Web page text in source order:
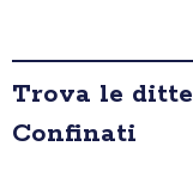
Trova le
Confinati